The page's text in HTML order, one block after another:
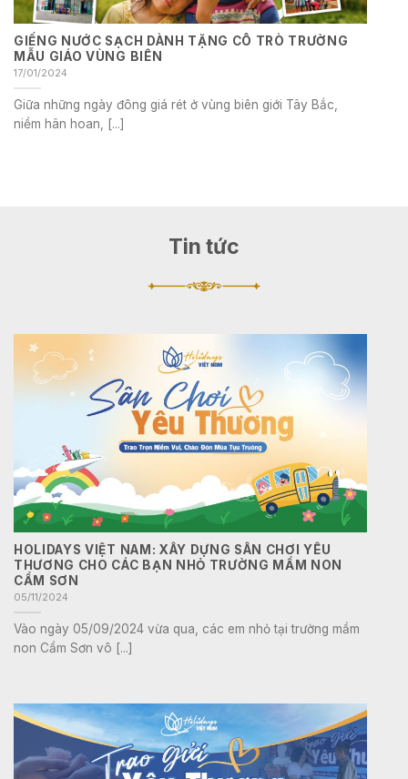
GIẾNG NƯỚC SẠCH DÀNH TẶNG CÔ TRÒ TRƯỜNG
MẪU GIÁO VÙNG BIÊN
17/01/2024
Giữa những ngày đông giá rét ở vùng biên giới Tây Bắc,
niềm hân hoan, [...]
Tin tức
HOLIDAYS VIỆT NAM: XÂY DỰNG SÂN CHƠI YÊU
THƯƠNG CHO CÁC BẠN NHỎ TRƯỜNG MẦM NON
CẨM SƠN
05/11/2024
Vào ngày 05/09/2024 vừa qua, các em nhỏ tại trường mầm
non Cẩm Sơn vô [...]